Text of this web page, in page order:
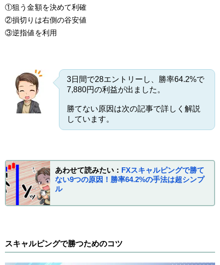
①狙う金額を決めて利確
②損切りは右側の谷安値
③逆指値を利用
3日間で28エントリーし、勝率64.2%で
7,880円の利益が出ました。
勝てない原因は次の記事で詳しく解説
しています。
あわせて読みたい： FXスキャルピングで勝て
ない9つの原因！勝率64.2%の手法は超シンプ
ル
スキャルピングで勝つためのコツ